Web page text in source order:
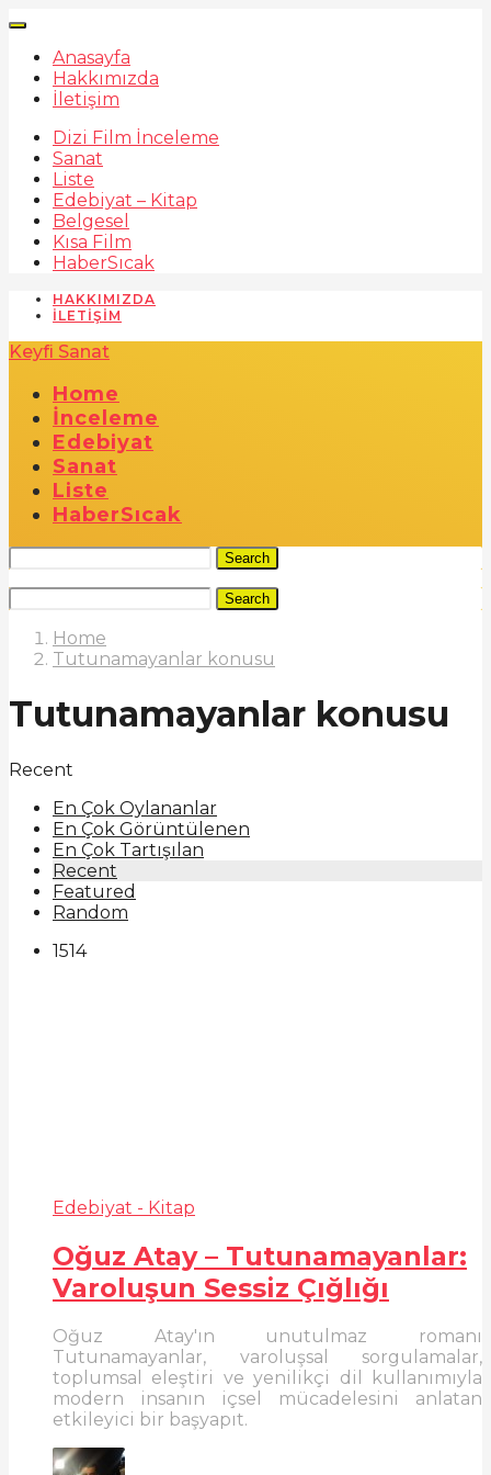
Anasayfa
Hakkımızda
İletişim
Dizi Film İnceleme
Sanat
Liste
Edebiyat – Kitap
Belgesel
Kısa Film
HaberSıcak
HAKKIMIZDA
İLETIŞIM
Keyfi Sanat
Home
İnceleme
Edebiyat
Sanat
Liste
HaberSıcak
Search
Search
Home
Tutunamayanlar konusu
Tutunamayanlar konusu
Recent
En Çok Oylananlar
En Çok Görüntülenen
En Çok Tartışılan
Recent
Featured
Random
1514
Edebiyat - Kitap
Oğuz Atay – Tutunamayanlar:
Varoluşun Sessiz Çığlığı
Oğuz Atay'ın unutulmaz romanı
Tutunamayanlar, varoluşsal sorgulamalar,
toplumsal eleştiri ve yenilikçi dil kullanımıyla
modern insanın içsel mücadelesini anlatan
etkileyici bir başyapıt.